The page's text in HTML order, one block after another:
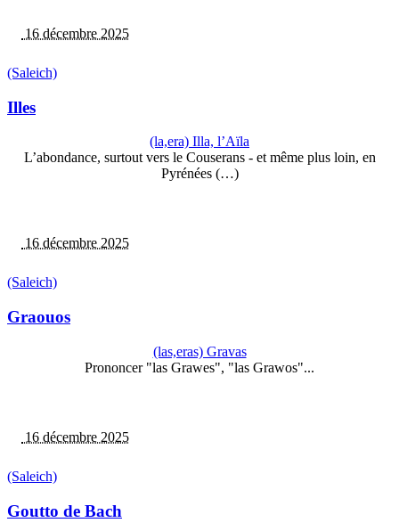
16 décembre 2025
(Saleich)
Illes
(la,era) Illa, l’Aïla
L’abondance, surtout vers le Couserans - et même plus loin, en
Pyrénées (…)
16 décembre 2025
(Saleich)
Graouos
(las,eras) Gravas
Prononcer "las Grawes", "las Grawos"...
16 décembre 2025
(Saleich)
Goutto de Bach